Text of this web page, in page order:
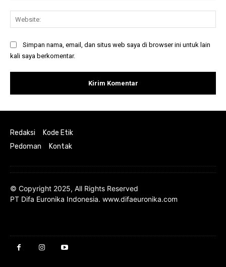
Simpan nama, email, dan situs web saya di browser ini untuk lain
kali saya berkomentar.
Redaksi
Kode Etik
Pedoman
Kontak
© Copyright 2025, All Rights Reserved
PT Difa Euronika Indonesia. www.difaeuronika.com